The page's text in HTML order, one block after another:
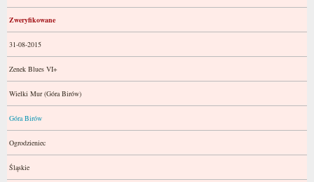
Zweryfikowane
31-08-2015
Zenek Blues VI+
Wielki Mur (Góra Birów)
Góra Birów
Ogrodzieniec
Śląskie